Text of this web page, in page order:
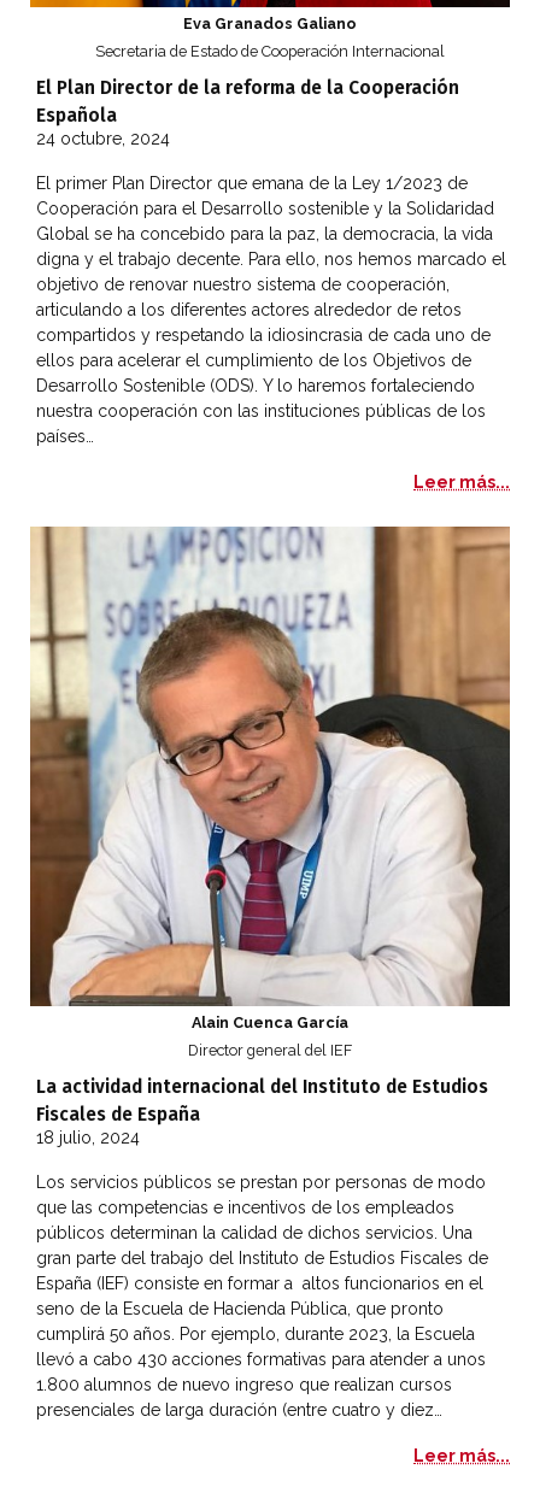
Eva Granados Galiano
Secretaria de Estado de Cooperación Internacional
El Plan Director de la reforma de la Cooperación
Española
24 octubre, 2024
El primer Plan Director que emana de la Ley 1/2023 de
Cooperación para el Desarrollo sostenible y la Solidaridad
Global se ha concebido para la paz, la democracia, la vida
digna y el trabajo decente. Para ello, nos hemos marcado el
objetivo de renovar nuestro sistema de cooperación,
articulando a los diferentes actores alrededor de retos
compartidos y respetando la idiosincrasia de cada uno de
ellos para acelerar el cumplimiento de los Objetivos de
Desarrollo Sostenible (ODS). Y lo haremos fortaleciendo
nuestra cooperación con las instituciones públicas de los
países…
Leer más...
La actividad internacional del Instituto de Estudios
Alain Cuenca García
Director general del IEF
La actividad internacional del Instituto de Estudios
Fiscales de España
18 julio, 2024
Los servicios públicos se prestan por personas de modo
que las competencias e incentivos de los empleados
públicos determinan la calidad de dichos servicios. Una
gran parte del trabajo del Instituto de Estudios Fiscales de
España (IEF) consiste en formar a altos funcionarios en el
seno de la Escuela de Hacienda Pública, que pronto
cumplirá 50 años. Por ejemplo, durante 2023, la Escuela
llevó a cabo 430 acciones formativas para atender a unos
1.800 alumnos de nuevo ingreso que realizan cursos
presenciales de larga duración (entre cuatro y diez…
Leer más...